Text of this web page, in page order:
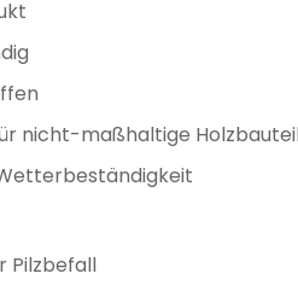
nicht-maßhaltige
Pilzbefall